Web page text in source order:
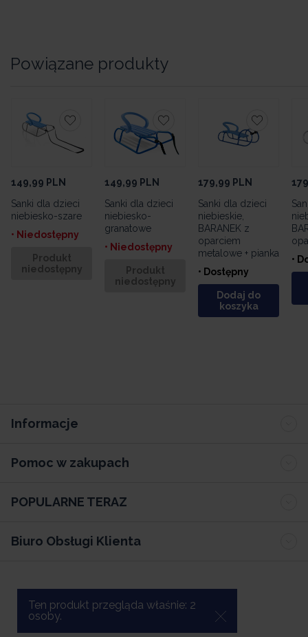
Ten produkt przegląda właśnie: 2
osoby.
Powiązane produkty
149,99 PLN
Sanki dla dzieci
niebiesko-szare
• Niedostępny
Produkt
niedostępny
149,99 PLN
Sanki dla dzieci
niebiesko-
granatowe
• Niedostępny
Produkt
niedostępny
179,99 PLN
Sanki dla dzieci
niebieskie,
BARANEK z
oparciem
metalowe + pianka
• Dostępny
Dodaj do
koszyka
•
Informacje
Pomoc w zakupach
POPULARNE TERAZ
Biuro Obsługi Klienta
Oprogramowanie sklepu internetowego Sellingo.pl